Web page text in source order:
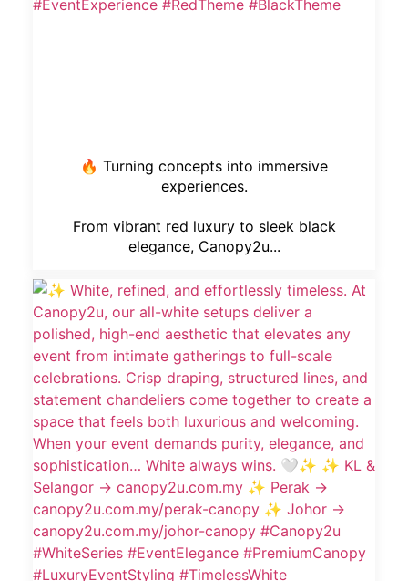
🔥 Turning concepts into immersive
experiences.
From vibrant red luxury to sleek black
elegance, Canopy2u...